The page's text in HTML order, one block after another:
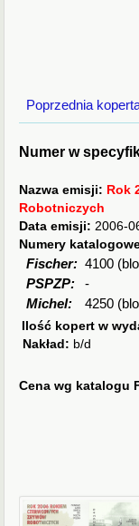
Poprzednia
Numer w
Nazwa emisji: Rok
Robotniczych
Data emisji:2006-
Numery
Fischer: 4100
PSPZP:
-
Michel:
4250
Ilość kopert w
Nakład: b/d
Cena wg katalogu